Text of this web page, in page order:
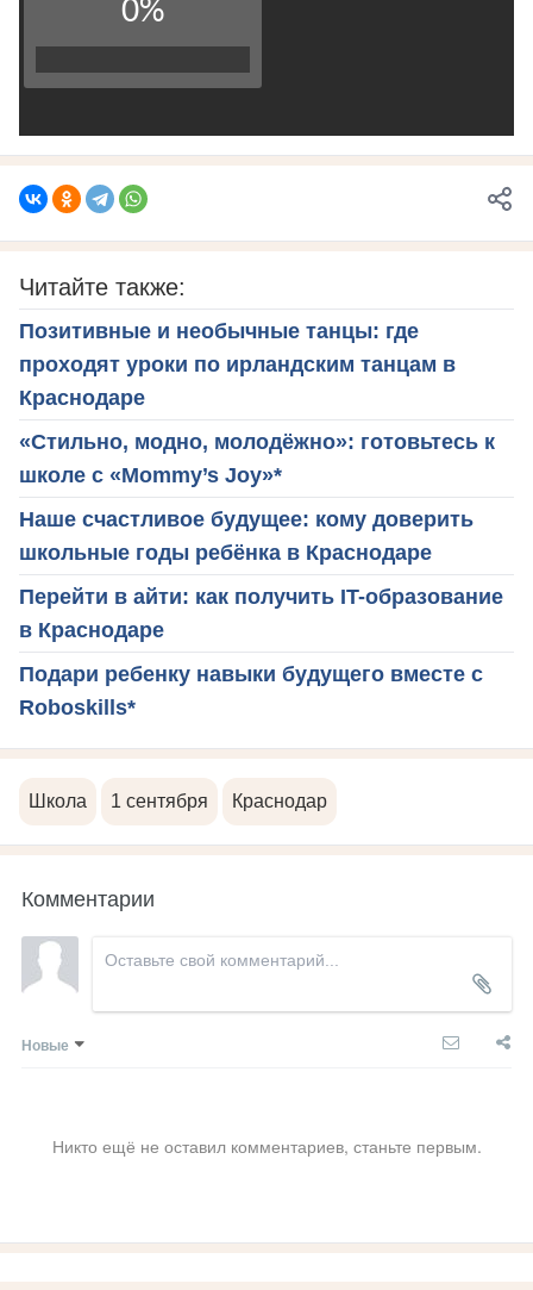
Читайте также:
Позитивные и необычные танцы: где
проходят уроки по ирландским танцам в
Краснодаре
«Стильно, модно, молодёжно»: готовьтесь к
школе с «Mommy’s Joy»*
Наше счастливое будущее: кому доверить
школьные годы ребёнка в Краснодаре
Перейти в айти: как получить IT-образование
в Краснодаре
Подари ребенку навыки будущего вместе с
Roboskills*
Школа 1 сентября Краснодар
Комментарии
Новые
Никто ещё не оставил комментариев, станьте первым.